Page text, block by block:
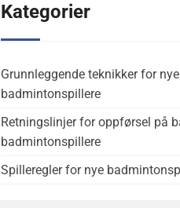
Kategorier
Grunnleggende teknikker for nye
badmintonspillere
Retningslinjer for oppførsel på
badmintonspillere
Spilleregler for nye